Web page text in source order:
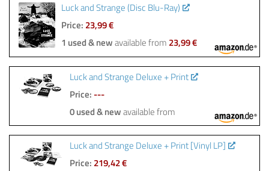
Luck and Strange (Disc Blu-Ray)
Price: 23,99 €
1 used & newavailable from 23,99 €
Luck and Strange Deluxe + Print
Price: ---
0 used & newavailable from
Luck and Strange Deluxe + Print [Vinyl LP]
Price: 219,42 €